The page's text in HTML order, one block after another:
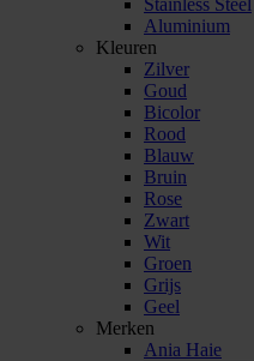
Stainless Steel
Aluminium
Kleuren
Zilver
Goud
Bicolor
Rood
Blauw
Bruin
Rose
Zwart
Wit
Groen
Grijs
Geel
Merken
Ania Haie